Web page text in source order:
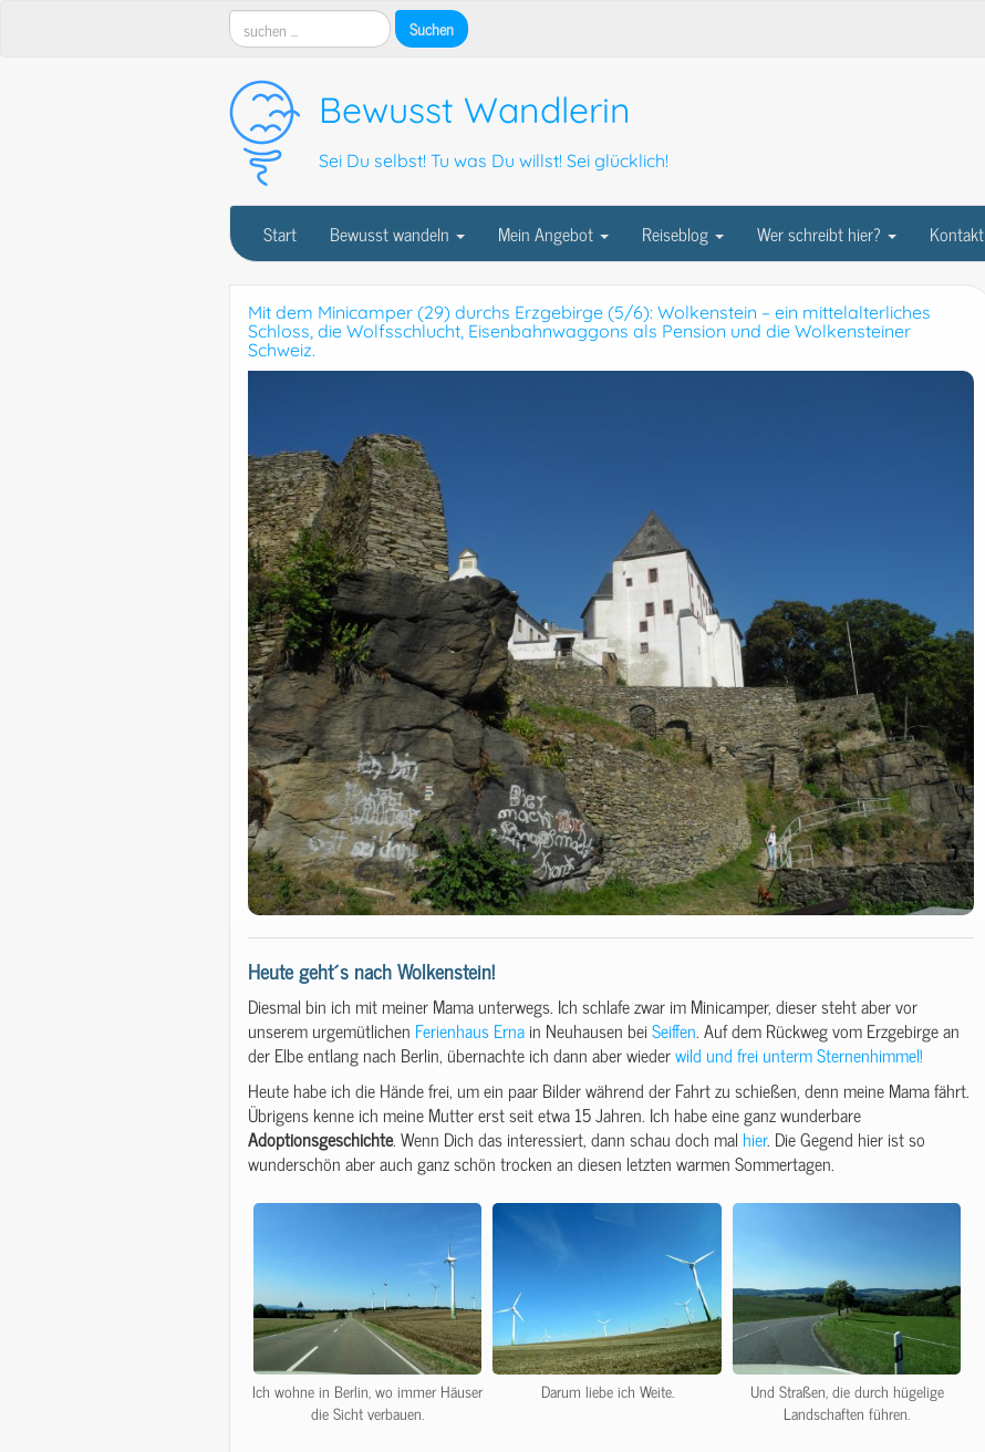
Bewusst Wandlerin
Sei Du selbst! Tu was Du willst! Sei glücklich!
Start Bewusst wandeln Mein Angebot Reiseblog Wer schreibt hier? Kontakt
Mit dem Minicamper (29) durchs Erzgebirge (5/6): Wolkenstein – ein mittelalterliches
Schloss, die Wolfsschlucht, Eisenbahnwaggons als Pension und die Wolkensteiner
Schweiz.
Heute geht´s nach Wolkenstein!
Diesmal bin ich mit meiner Mama unterwegs. Ich schlafe zwar im Minicamper, dieser steht aber vor
unserem urgemütlichen Ferienhaus Ernain Neuhausen beiSeiffen. Auf dem Rückweg vom Erzgebirge an
der Elbe entlang nach Berlin, übernachte ich dann aber wiederwild und frei unterm Sternenhimmel!
Heute habe ich die Hände frei, um ein paar Bilder während der Fahrt zu schießen, denn meine Mama fährt.
Übrigens kenne ich meine Mutter erst seit etwa 15 Jahren. Ich habe eine ganz wunderbare
Adoptionsgeschichte. Wenn Dich das interessiert, dann schau doch mal hier. Die Gegend hier ist so
wunderschön aber auch ganz schön trocken an diesen letzten warmen Sommertagen.
Ich wohne in Berlin, wo immer Häuser
die Sicht verbauen.
Darum liebe ich Weite.
Und Straßen, die durch hügelige
Landschaften führen.